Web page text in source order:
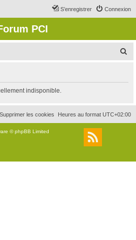
Connexion
S’enregistrer
PCI
r
c
r
indisponible.
Heures au format UTC+02:00
Supprimer les cookies
© phpBB Limited